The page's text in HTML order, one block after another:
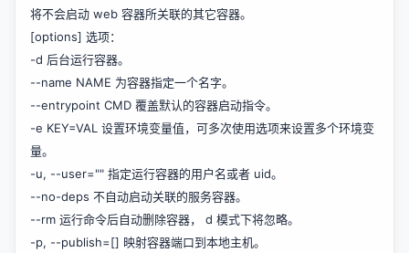
将不会启动 web 容器所关联的其它容器。
[options] 选项：
-d 后台运行容器。
--name NAME 为容器指定一个名字。
--entrypoint CMD 覆盖默认的容器启动指令。
-e KEY=VAL 设置环境变量值，可多次使用选项来设置多个环境变
量。
-u, --user="" 指定运行容器的用户名或者 uid。
--no-deps 不自动启动关联的服务容器。
--rm 运行命令后自动删除容器， d 模式下将忽略。
-p, --publish=[] 映射容器端口到本地主机。